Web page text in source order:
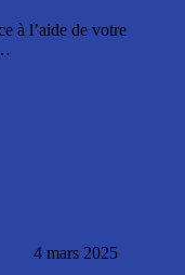
à l’aide de votre
4 mars 2025